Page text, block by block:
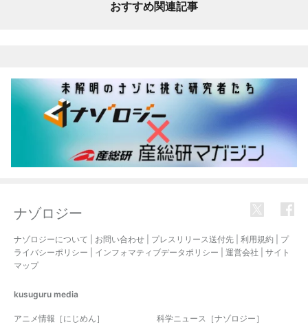
おすすめ関連記事
ナゾロジー
ナゾロジーについて お問い合わせ プレスリリース送付先 利用規約
プ
ライバシーポリシー
インフォマティブデータポリシー 運営会社
サイト
マップ
kusuguru media
アニメ情報［にじめん］ 科学ニュース［ナゾロジー］